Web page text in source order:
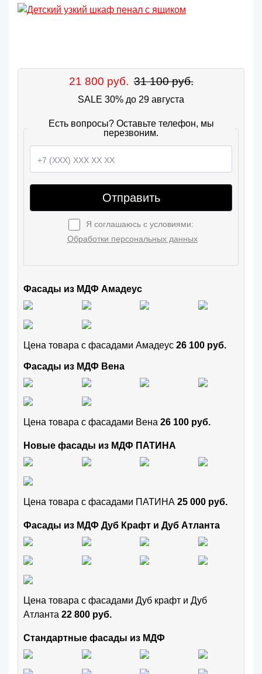
21 800 руб. 31 100 руб.
SALE 30% до 29 августа
Есть вопросы? Оставьте телефон, мы
перезвоним.
Отправить
Я соглашаюсь с условиями:
Обработки персональных данных
Фасады из МДФ Амадеус
Цена товара с фасадами Амадеус 26 100 руб.
Фасады из МДФ Вена
Цена товара с фасадами Вена 26 100 руб.
Новые фасады из МДФ ПАТИНА
Цена товара с фасадами ПАТИНА 25 000 руб.
Фасады из МДФ Дуб Крафт и Дуб Атланта
Цена товара с фасадами Дуб крафт и Дуб
Атланта 22 800 руб.
Стандартные фасады из МДФ